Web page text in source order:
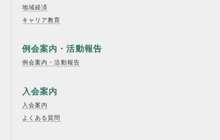
地域経済
キャリア教育
例会案内・活動報告
例会案内・活動報告
入会案内
入会案内
よくある質問